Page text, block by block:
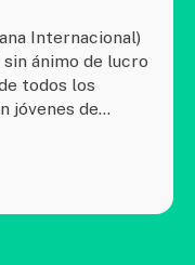
Internacional)
ánimo de lucro
todos los
jóvenes de…